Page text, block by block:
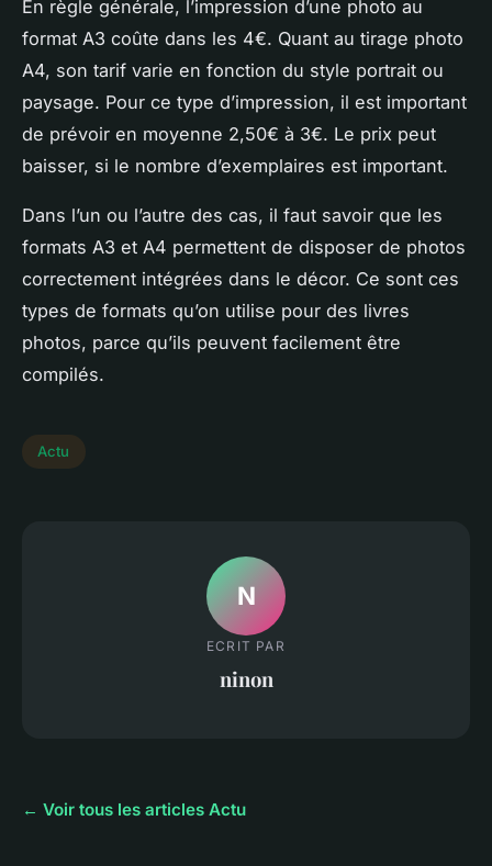
En règle générale, l’impression d’une photo au
format A3 coûte dans les 4€. Quant au tirage photo
A4, son tarif varie en fonction du style portrait ou
paysage. Pour ce type d’impression, il est important
de prévoir en moyenne 2,50€ à 3€. Le prix peut
baisser, si le nombre d’exemplaires est important.
Dans l’un ou l’autre des cas, il faut savoir que les
formats A3 et A4 permettent de disposer de photos
correctement intégrées dans le décor. Ce sont ces
types de formats qu’on utilise pour des livres
photos, parce qu’ils peuvent facilement être
compilés.
Actu
N
ECRIT PAR
ninon
← Voir tous les articles Actu